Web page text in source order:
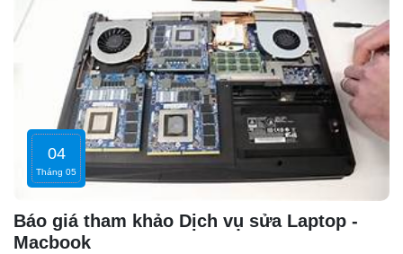
04
Tháng 05
Báo giá tham khảo Dịch vụ sửa Laptop -
Macbook